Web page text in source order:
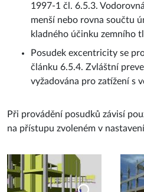
1997-1 čl. 6.5.3.
menší nebo rovna součtu
kladného účinku zemního
Posudek excentricity se
článku 6.5.4. Zvláštní
vyžadována pro zatížení s
Při provádění posudků závisí
na přístupu zvoleném v